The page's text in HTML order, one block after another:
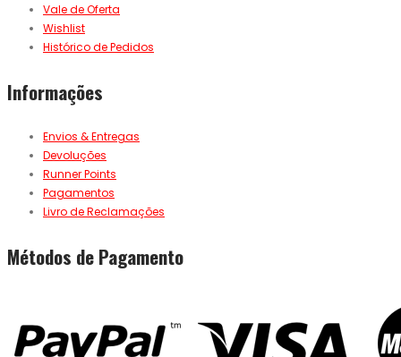
Vale de Oferta
Wishlist
Histórico de Pedidos
Informações
Envios & Entregas
Devoluções
Runner Points
Pagamentos
Livro de Reclamações
Métodos de Pagamento